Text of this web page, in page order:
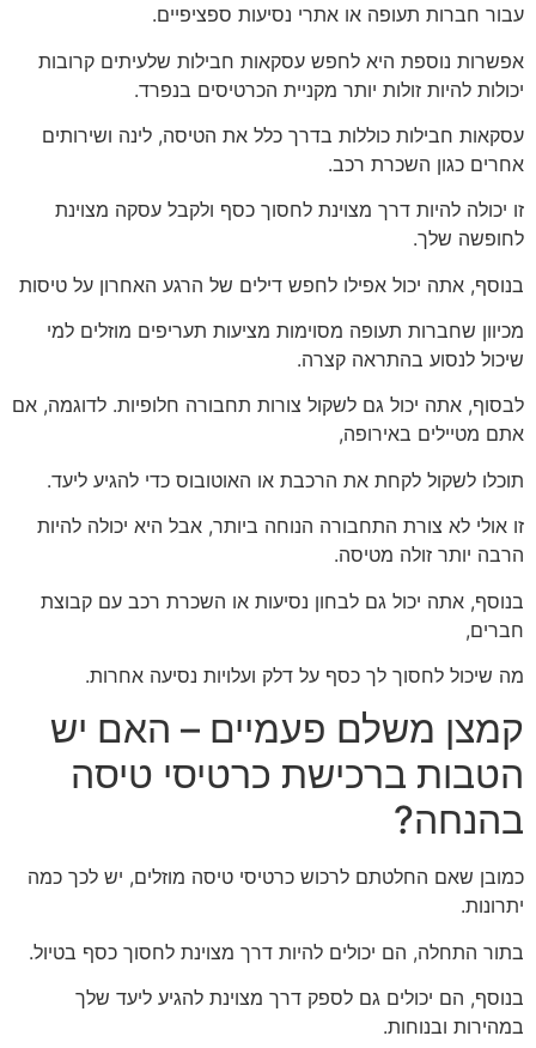
עבור חברות תעופה או אתרי נסיעות ספציפיים.
אפשרות נוספת היא לחפש עסקאות חבילות שלעיתים קרובות
יכולות להיות זולות יותר מקניית הכרטיסים בנפרד.
עסקאות חבילות כוללות בדרך כלל את הטיסה, לינה ושירותים
אחרים כגון השכרת רכב.
זו יכולה להיות דרך מצוינת לחסוך כסף ולקבל עסקה מצוינת
לחופשה שלך.
בנוסף, אתה יכול אפילו לחפש דילים של הרגע האחרון על טיסות
מכיוון שחברות תעופה מסוימות מציעות תעריפים מוזלים למי
שיכול לנסוע בהתראה קצרה.
לבסוף, אתה יכול גם לשקול צורות תחבורה חלופיות. לדוגמה, אם
אתם מטיילים באירופה,
תוכלו לשקול לקחת את הרכבת או האוטובוס כדי להגיע ליעד.
זו אולי לא צורת התחבורה הנוחה ביותר, אבל היא יכולה להיות
הרבה יותר זולה מטיסה.
בנוסף, אתה יכול גם לבחון נסיעות או השכרת רכב עם קבוצת
חברים,
מה שיכול לחסוך לך כסף על דלק ועלויות נסיעה אחרות.
קמצן משלם פעמיים – האם יש
הטבות ברכישת כרטיסי טיסה
בהנחה?
כמובן שאם החלטתם לרכוש כרטיסי טיסה מוזלים, יש לכך כמה
יתרונות.
בתור התחלה, הם יכולים להיות דרך מצוינת לחסוך כסף בטיול.
בנוסף, הם יכולים גם לספק דרך מצוינת להגיע ליעד שלך
במהירות ובנוחות.